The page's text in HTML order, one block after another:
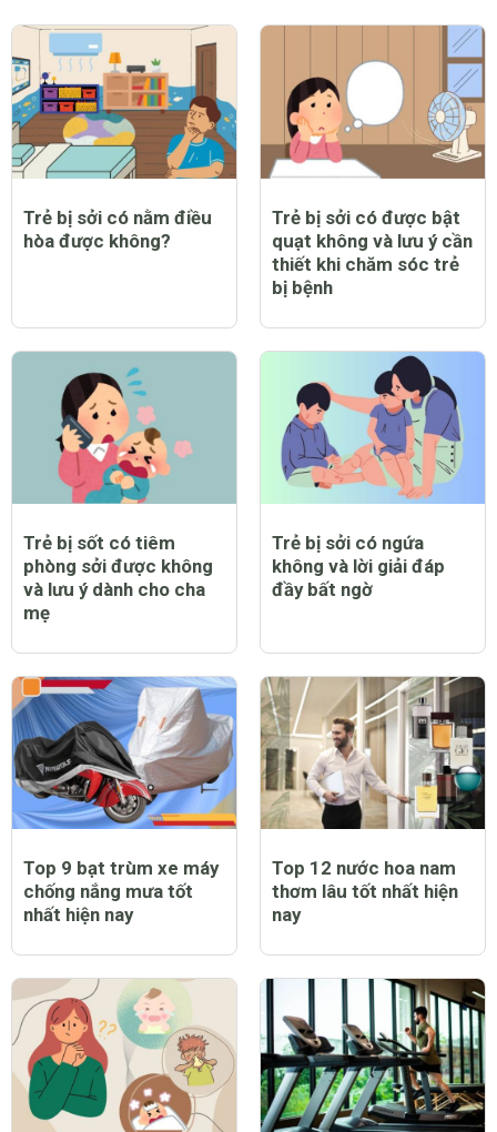
Trẻ bị sởi có nằm điều
hòa được không?
Trẻ bị sởi có được bật
quạt không và lưu ý cần
thiết khi chăm sóc trẻ
bị bệnh
Trẻ bị sốt có tiêm
phòng sởi được không
và lưu ý dành cho cha
mẹ
Trẻ bị sởi có ngứa
không và lời giải đáp
đầy bất ngờ
Top 9 bạt trùm xe máy
chống nắng mưa tốt
nhất hiện nay
Top 12 nước hoa nam
thơm lâu tốt nhất hiện
nay